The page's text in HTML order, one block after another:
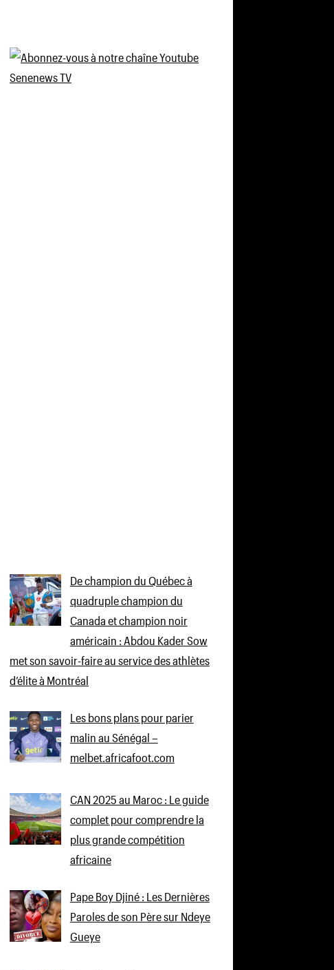
De champion du Québec à
quadruple champion du
Canada et champion noir
américain : Abdou Kader Sow
met son savoir-faire au service des athlètes
d’élite à Montréal
Les bons plans pour parier
malin au Sénégal –
melbet.africafoot.com
CAN 2025 au Maroc : Le guide
complet pour comprendre la
plus grande compétition
africaine
Pape Boy Djiné : Les Dernières
Paroles de son Père sur Ndeye
Gueye